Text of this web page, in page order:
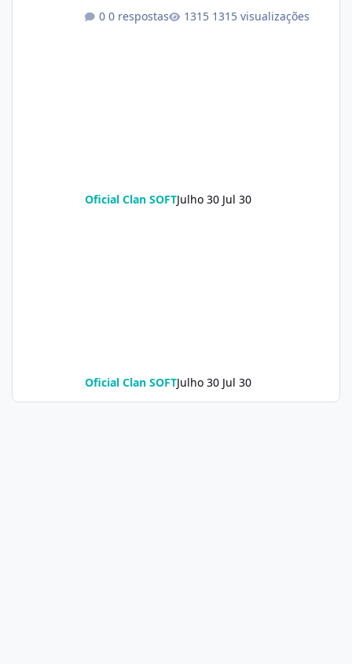
0 respostas
1315 visualizações
Oficial Clan SOFTJulho 30 Jul 30
Oficial Clan SOFTJulho 30 Jul 30